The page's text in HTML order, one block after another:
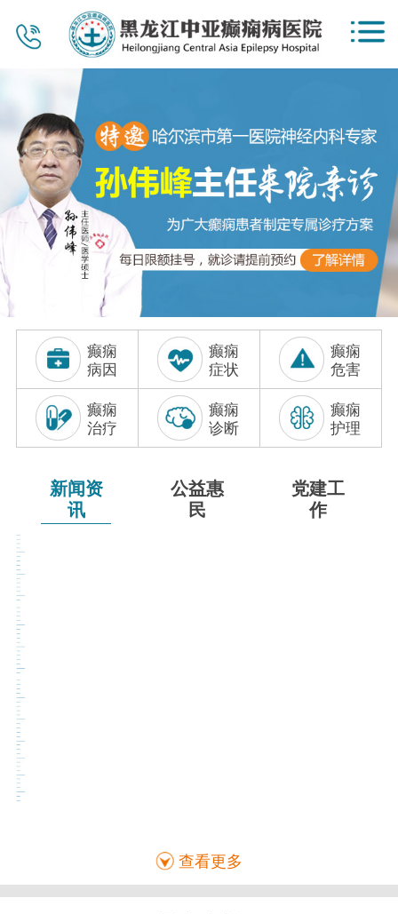
首页
医院概况
新闻资讯
公益惠民
党建工作
专家团队
视频中心
服务项目
联系我们
癫痫
病因
癫痫
症状
癫痫
危害
癫痫
治疗
癫痫
诊断
癫痫
护理
新闻资
讯
公益惠
民
党建工
作
查看更多